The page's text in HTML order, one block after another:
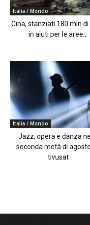
Italia / Mondo
Cina, stanziati 180 mln di
in aiuti per le aree...
Italia / Mondo
Jazz, opera e danza
seconda metà di
tivusat